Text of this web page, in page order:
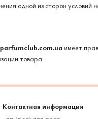
одной из сторон условий
parfumclub.com.ua имеет
товара.
Контактная информация